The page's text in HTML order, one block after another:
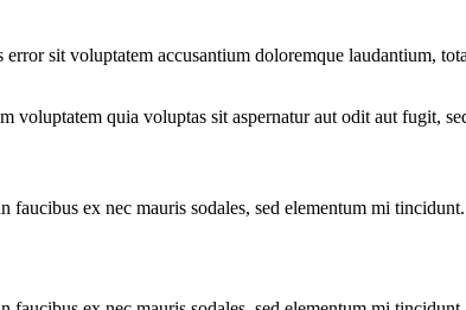
error sit voluptatem accusantium doloremque laudantium,
voluptatem quia voluptas sit aspernatur aut odit aut fugit,
faucibus ex nec mauris sodales, sed elementum mi